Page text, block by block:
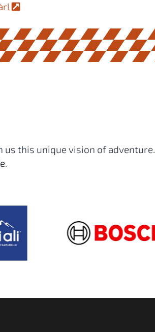
this unique vision of adventure.